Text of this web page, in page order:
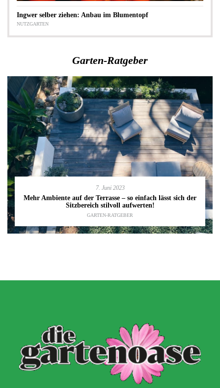
Ingwer selber ziehen: Anbau im Blumentopf
NUTZGARTEN
Garten-Ratgeber
7. Juni 2023
Mehr Ambiente auf der Terrasse – so einfach lässt sich der
Sitzbereich stilvoll aufwerten!
GARTEN-RATGEBER